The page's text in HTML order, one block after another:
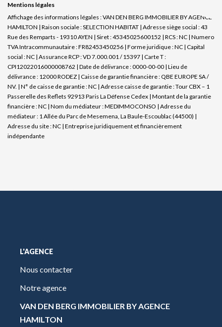
Mentions légales
Affichage des informations légales : VAN DEN BERG IMMOBILIER BY AGENCE
HAMILTON | Raison sociale : SELECTION HABITAT | Adresse siège social : 43
Rue des Remparts - 19310 AYEN | Siret : 45345025600152 | RCS : NC | Numero
TVA Intracommunautaire : FR82453450256 | Forme juridique : NC | Capital
social : NC | Assurance RCP : VD 7.000.001 / 15397 | Carte T :
CPI12022016000008762 | Date de délivrance : 0000-00-00 | Lieu de
délivrance : 12000 RODEZ | Caisse de garantie financière : QBE EUROPE SA /
NV. | N° de caisse de garantie : NC | Adresse caisse de garantie : Tour CBX – 1
Passerelle des Reflets 92913 Paris La Défense Cedex | Montant de la garantie
financière : NC | Nom du médiateur : MEDIMMOCONSO | Adresse du
médiateur : 1 Allée du Parc de Mesemena, La Baule-Escoublac (44500) |
Adresse du site : NC | Entreprise juridiquement et financièrement
indépendante
L'AGENCE
Nous contacter
Notre agence
VAN DEN BERG IMMOBILIER BY AGENCE
HAMILTON